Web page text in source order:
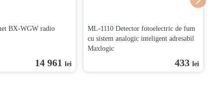
BX-WGW radio
14 961 lei
ML-1110 Detector fotoelectric de fum
cu sistem analogic inteligent adresabil
Maxlogic
433 lei